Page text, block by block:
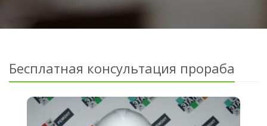
Бесплатная консультация прораба